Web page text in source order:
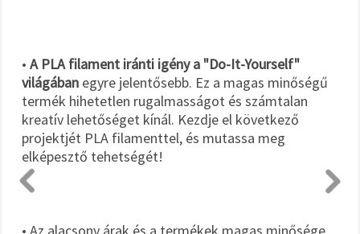
• A PLA filament iránti igény a "Do-It-Yourself"
világában egyre jelentősebb. Ez a magas minőségű
termék hihetetlen rugalmasságot és számtalan
kreatív lehetőséget kínál. Kezdje el következő
projektjét PLA filamenttel, és mutassa meg
elképesztő tehetségét!
• Az alacsony árak és a termékek magas minősége